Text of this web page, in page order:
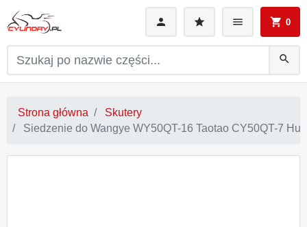
search
0
Strona główna
Skutery
Siedzenie do Wangye WY50QT-16 Taotao CY50QT-7